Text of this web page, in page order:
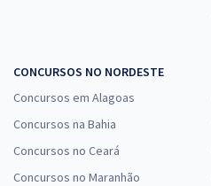
CONCURSOS NO NORDESTE
Concursos em Alagoas
Concursos na Bahia
Concursos no Ceará
Concursos no Maranhão